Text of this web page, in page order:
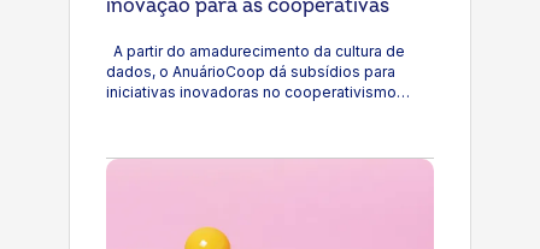
inovação para as cooperativas
dados, o AnuárioCoop dá subsídios para
iniciativas inovadoras no cooperativismo